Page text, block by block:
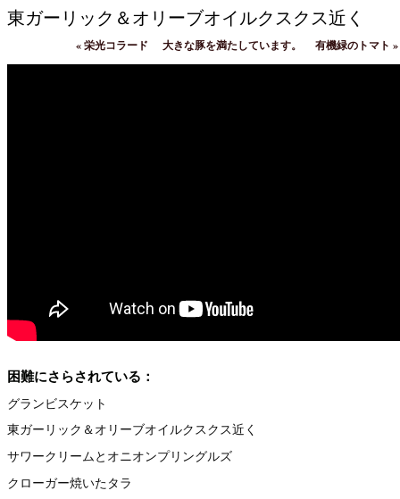
東ガーリック＆オリーブオイルクスクス近く
«栄光コラード 大きな豚を満たしています。 有機緑のトマト »
困難にさらされている：
グランビスケット
東ガーリック＆オリーブオイルクスクス近く
サワークリームとオニオンプリングルズ
クローガー焼いたタラ